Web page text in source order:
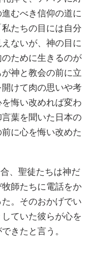
むべき信仰の道に
たちの目には自分
ないが、神の目に
ために生きるのが
神と教会の前に立
けて肉の思いや考
悔い改めれば変わ
葉を聞いた日本の
に心を悔い改めた
、聖徒たちは神だ
師たちに電話をか
。そのおかげでい
ていた彼らが心を
きたと言う。